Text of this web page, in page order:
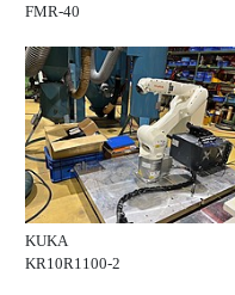
FMR-40
KUKA
KR10R1100-2